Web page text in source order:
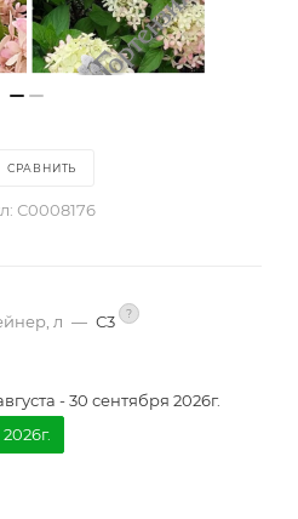
СРАВНИТЬ
С0008176
л — С3 ?
- 30 сентября 2026г.